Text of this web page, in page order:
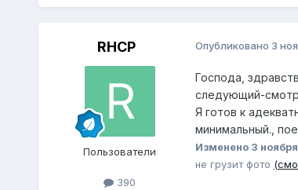
RHCP
Пользователи
390
Опубликовано 3
Господа,
следующий-
Я готов к
минимальный.,
Изменено 3
не грузит фото